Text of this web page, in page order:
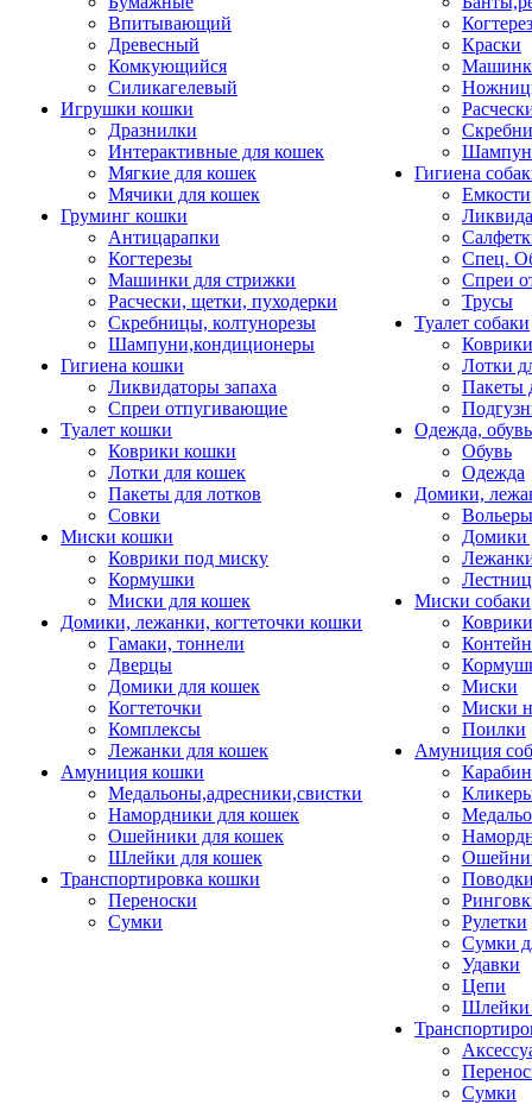
Впитывающий
Древесный
Комкующийся
Силикагелевый
Игрушки кошки
Дразнилки
Интерактивные для кошек
Мягкие для кошек
Мячики для кошек
Груминг кошки
Антицарапки
Когтерезы
Машинки для стрижки
Расчески, щетки, пуходерки
Скребницы, колтунорезы
Шампуни,кондиционеры
Гигиена кошки
Ликвидаторы запаха
Спреи отпугивающие
Туалет кошки
Коврики кошки
Лотки для кошек
Пакеты для лотков
Совки
Миски кошки
Коврики под миску
Кормушки
Миски для кошек
Домики, лежанки, когтеточки кошки
Гамаки, тоннели
Дверцы
Домики для кошек
Когтеточки
Комплексы
Лежанки для кошек
Амуниция кошки
Медальоны,адресники,свистки
Намордники для кошек
Ошейники для кошек
Шлейки для кошек
Транспортировка кошки
Переноски
Сумки
Краски
Гигиена
Емкости
Спец.
Спреи
Трусы
Туалет собаки
Коврики
Лотки
Пакеты
Одежда, обувь
Обувь
Одежда
Домики,
Домики
Миски собаки
Миски
Миски
Поилки
Амуниция
Рулетки
Сумки
Удавки
Цепи
Шлейки
Сумки